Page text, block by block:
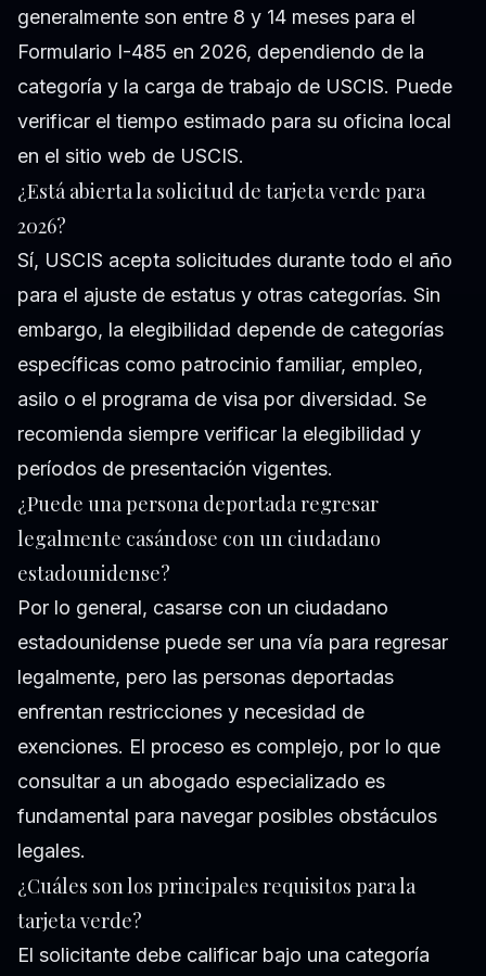
generalmente son entre 8 y 14 meses para el
Formulario I-485 en 2026, dependiendo de la
categoría y la carga de trabajo de USCIS. Puede
verificar el tiempo estimado para su oficina local
en el sitio web de USCIS.
¿Está abierta la solicitud de tarjeta verde para
2026?
Sí, USCIS acepta solicitudes durante todo el año
para el ajuste de estatus y otras categorías. Sin
embargo, la elegibilidad depende de categorías
específicas como patrocinio familiar, empleo,
asilo o el programa de visa por diversidad. Se
recomienda siempre verificar la elegibilidad y
períodos de presentación vigentes.
¿Puede una persona deportada regresar
legalmente casándose con un ciudadano
estadounidense?
Por lo general, casarse con un ciudadano
estadounidense puede ser una vía para regresar
legalmente, pero las personas deportadas
enfrentan restricciones y necesidad de
exenciones. El proceso es complejo, por lo que
consultar a un abogado especializado es
fundamental para navegar posibles obstáculos
legales.
¿Cuáles son los principales requisitos para la
tarjeta verde?
El solicitante debe calificar bajo una categoría